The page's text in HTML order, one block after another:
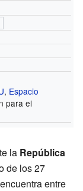
, Espacio
para el
la República
de los 27
entre